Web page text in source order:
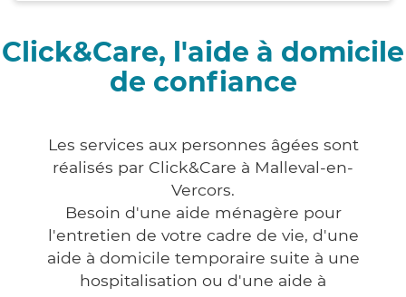
Click&Care, l'aide à domicile
de confiance
Les services aux personnes âgées sont
réalisés par Click&Care à Malleval-en-
Vercors.
Besoin d'une aide ménagère pour
l'entretien de votre cadre de vie, d'une
aide à domicile temporaire suite à une
hospitalisation ou d'une aide à